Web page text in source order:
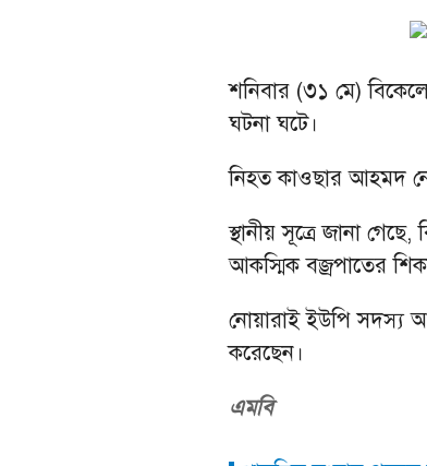
শনিবার (৩১ মে)
ঘটনা ঘটে।
নিহত কাওছার আহমদ
স্থানীয় সূত্রে জানা
আকস্মিক বজ্রপাতের
নোয়ারাই ইউপি সদস্য
করেছেন।
এমবি